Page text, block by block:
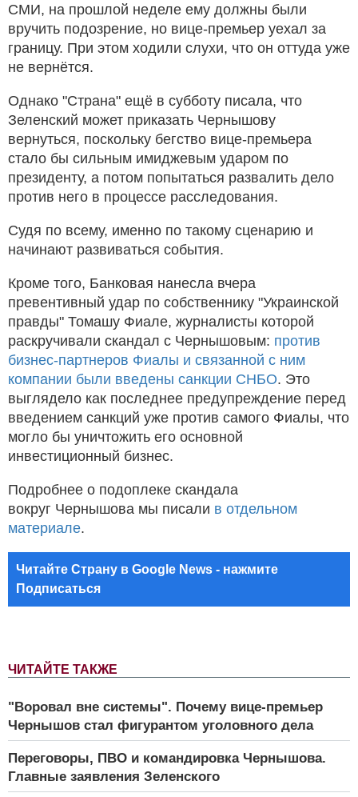
ЧИТАЙТЕ ТАКЖЕ
"Воровал вне системы". Почему вице-премьер
Чернышов стал фигурантом уголовного дела
Переговоры, ПВО и командировка Чернышова.
Главные заявления Зеленского
СМИ, на прошлой неделе ему должны были
вручить подозрение, но вице-премьер уехал за
границу. При этом ходили слухи, что он оттуда уже
не вернётся.
Однако "Страна" ещё в субботу писала, что
Зеленский может приказать Чернышову
вернуться, поскольку бегство вице-премьера
стало бы сильным имиджевым ударом по
президенту, а потом попытаться развалить дело
против него в процессе расследования.
Судя по всему, именно по такому сценарию и
начинают развиваться события.
Кроме того, Банковая нанесла вчера
превентивный удар по собственнику "Украинской
правды" Томашу Фиале, журналисты которой
раскручивали скандал с Чернышовым: против
бизнес-партнеров Фиалы и связанной с ним
компании были введены санкции СНБО. Это
выглядело как последнее предупреждение перед
введением санкций уже против самого Фиалы, что
могло бы уничтожить его основной
инвестиционный бизнес.
Подробнее о подоплеке скандала
вокруг Чернышова мы писали в отдельном
материале.
Читайте Страну в Google News - нажмите
Подписаться